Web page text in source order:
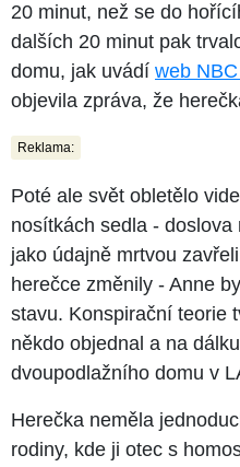
20 minut, než se do
dalších 20 minut pak
domu, jak uvádí web
objevila zpráva, že
Reklama:
Poté ale svět obletělo
nosítkách sedla -
jako údajně mrtvou
herečce změnily - Anne
stavu. Konspirační teorie
někdo objednal a na
dvoupodlažního domu v
Herečka neměla
rodiny, kde ji otec s